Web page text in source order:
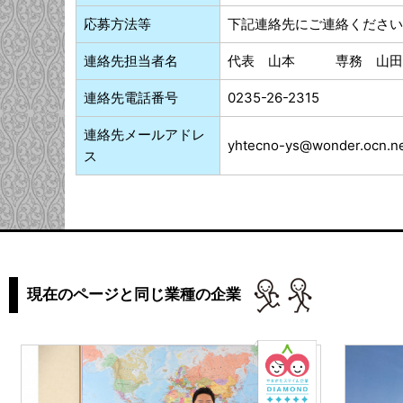
応募方法等 下記連絡先にご連絡ください
連絡先担当者名 代表 山本 専務 山田
連絡先電話番号 0235-26-2315
連絡先メールアドレ
ス
yhtecno-
現在のページと同じ業種の企業